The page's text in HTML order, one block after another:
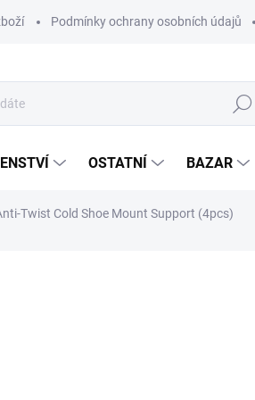
Podmínky ochrany osobních údajů
Hledat
OSTATNÍ BAZAR
Twist Cold Shoe Mount Support (4pcs)